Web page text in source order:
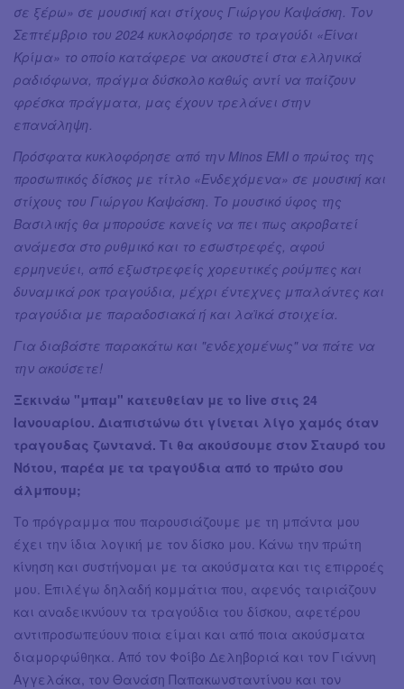
σε ξέρω» σε μουσική και στίχους Γιώργου Καψάσκη. Τον
Σεπτέμβριο του 2024 κυκλοφόρησε το τραγούδι «Είναι
Κρίμα» το οποίο κατάφερε να ακουστεί στα ελληνικά
ραδιόφωνα, πράγμα δύσκολο καθώς αντί να παίζουν
φρέσκα πράγματα, μας έχουν τρελάνει στην
επανάληψη.
Πρόσφατα κυκλοφόρησε από την Minos EMI ο πρώτος της
προσωπικός δίσκος με τίτλο «Ενδεχόμενα» σε μουσική και
στίχους του Γιώργου Καψάσκη. Το μουσικό ύφος της
Βασιλικής θα μπορούσε κανείς να πει πως ακροβατεί
ανάμεσα στο ρυθμικό και το εσωστρεφές, αφού
ερμηνεύει, από εξωστρεφείς χορευτικές ρούμπες και
δυναμικά ροκ τραγούδια, μέχρι έντεχνες μπαλάντες και
τραγούδια με παραδοσιακά ή και λαϊκά στοιχεία.
Για διαβάστε παρακάτω και "ενδεχομένως" να πάτε να
την ακούσετε!
Ξεκινάω "μπαμ" κατευθείαν με το live στις 24
Ιανουαρίου. Διαπιστώνω ότι γίνεται λίγο χαμός όταν
τραγουδας ζωντανά. Τι θα ακούσουμε στον Σταυρό του
Νότου, παρέα με τα τραγούδια από το πρώτο σου
άλμπουμ;
Το πρόγραμμα που παρουσιάζουμε με τη μπάντα μου
έχει την ίδια λογική με τον δίσκο μου. Κάνω την πρώτη
κίνηση και συστήνομαι με τα ακούσματα και τις επιρροές
μου. Επιλέγω δηλαδή κομμάτια που, αφενός ταιριάζουν
και αναδεικνύουν τα τραγούδια του δίσκου, αφετέρου
αντιπροσωπεύουν ποια είμαι και από ποια ακούσματα
διαμορφώθηκα. Από τον Φοίβο Δεληβοριά και τον Γιάννη
Αγγελάκα, τον Θανάση Παπακωνσταντίνου και τον